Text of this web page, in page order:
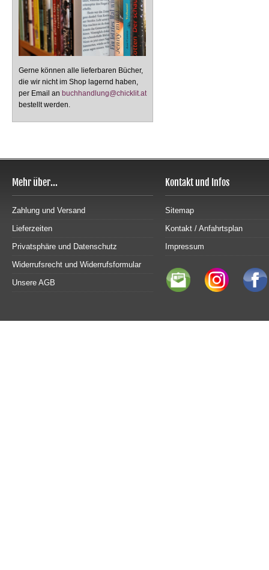
Gerne können alle lieferbaren Bücher,
die wir nicht im Shop lagernd haben,
per Email an buchhandlung@chicklit.at
bestellt werden.
Mehr über...
Zahlung und Versand
Lieferzeiten
Privatsphäre und Datenschutz
Widerrufsrecht und Widerrufsformular
Unsere AGB
Kontakt und Infos
Sitemap
Kontakt / Anfahrtsplan
Impressum